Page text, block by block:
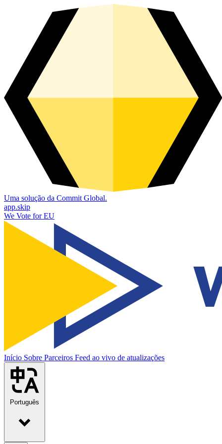
Uma solução da Commit Global.
app.skip
We Vote for EU
Início Sobre Parceiros Feed ao vivo de atualizações
Português